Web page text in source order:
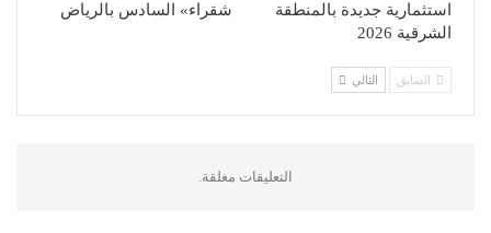
استثمارية جديدة بالمنطقة
الشرقية 2026
شقراء» السادس بالرياض
السابق التالي
التعليقات مغلقة.